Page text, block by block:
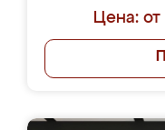
Цена: